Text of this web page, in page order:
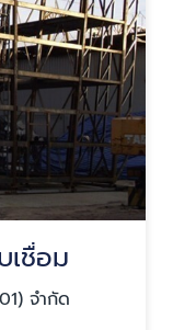
ชื่อม
จำกัด